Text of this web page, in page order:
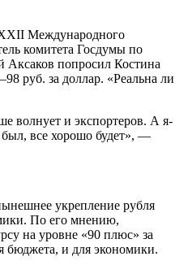
XXII Международного
комитета Госдумы по
попросил Костина
руб. за доллар. «Реальна ли
волнует и экспортеров. А я-
все хорошо будет», —
укрепление рубля
По его мнению,
на уровне «90 плюс» за
бюджета, и для экономики.